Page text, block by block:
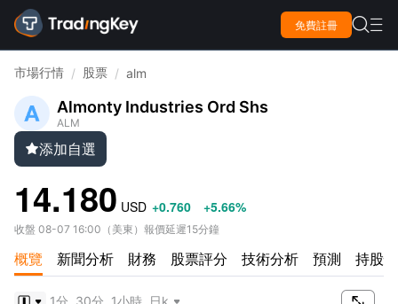
免費註冊  
市場行情 / 股票 / alm
Almonty Industries Ord Shs
ALM
添加自選
14.180 USD +0.760 +5.66%
收盤 08-07 16:00 （ 美東 ） 報價延遲15分鐘
概覽 新聞分析 財務 股票評分 技術分析 預測 持股
1分 30分 1小時 日k